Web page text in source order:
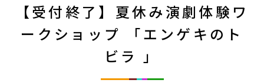
【受付終了】夏休み演劇体験ワ
ークショップ 「エンゲキのト
ビラ 」